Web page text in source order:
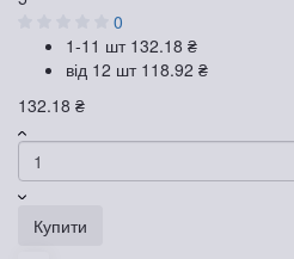
0
1-11 шт 132.18 ₴
від 12 шт 118.92 ₴
132.18 ₴
Купити